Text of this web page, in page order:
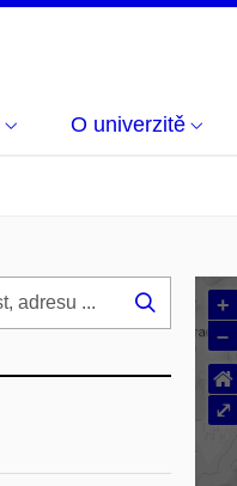
O univerzitě
+
–
⌂
⤢
Hledej